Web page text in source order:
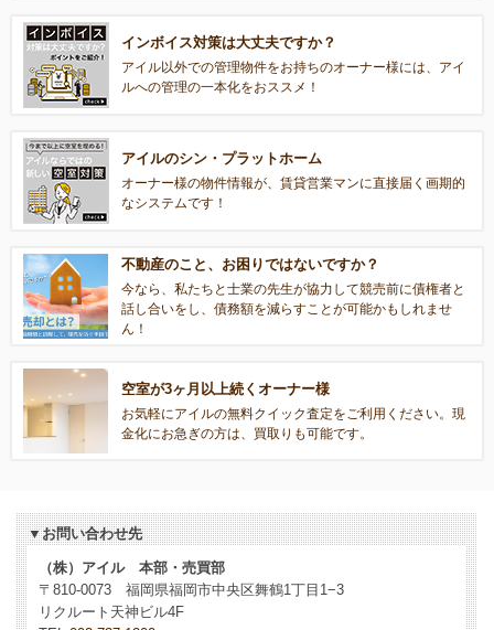
インボイス対策は大丈夫ですか？
アイル以外での管理物件をお持ちのオーナー様には、アイ
ルへの管理の一本化をおススメ！
アイルのシン・プラットホーム
オーナー様の物件情報が、賃貸営業マンに直接届く画期的
なシステムです！
不動産のこと、お困りではないですか？
今なら、私たちと士業の先生が協力して競売前に債権者と
話し合いをし、債務額を減らすことが可能かもしれませ
ん！
空室が3ヶ月以上続くオーナー様
お気軽にアイルの無料クイック査定をご利用ください。現
金化にお急ぎの方は、買取りも可能です。
▼お問い合わせ先
（株）アイル 本部・売買部
〒810-0073 福岡県福岡市中央区舞鶴1丁目1−3
リクルート天神ビル4F